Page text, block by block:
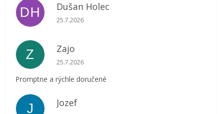
DH Dušan Holec
Hodnotenie obchodu je 5 z 5 hviezdičiek.
25.7.2026
Z Zajo
Hodnotenie obchodu je 5 z 5 hviezdičiek.
25.7.2026
Promptne a rýchle doručené
J Jozef